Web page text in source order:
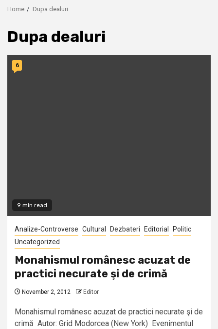
Home Dupa dealuri
Dupa dealuri
9 min read
6
Analize-Controverse Cultural Dezbateri Editorial
Politic
Uncategorized
Monahismul românesc acuzat de
practici necurate şi de crimă
November 2, 2012 Editor
Monahismul românesc acuzat de practici necurate şi de
crimă Autor: Grid Modorcea (New York) Evenimentul